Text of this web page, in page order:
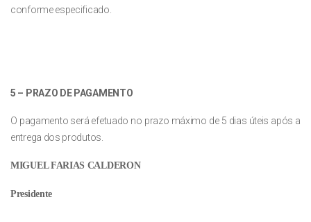
conforme especificado.
5 – PRAZO DE PAGAMENTO
O pagamento será efetuado no prazo máximo de 5 dias úteis após a
entrega dos produtos.
MIGUEL FARIAS CALDERON
Presidente